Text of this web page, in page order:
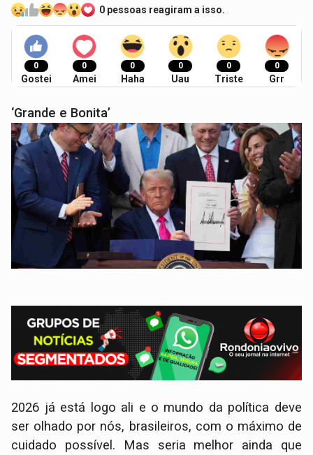
0 pessoas reagiram a isso.
0
Gostei
0
Amei
0
Haha
0
Uau
0
Triste
0
Grr
‘Grande e Bonita’
2026 já está logo ali e o mundo da política deve
ser olhado por nós, brasileiros, com o máximo de
cuidado possível. Mas seria melhor ainda que